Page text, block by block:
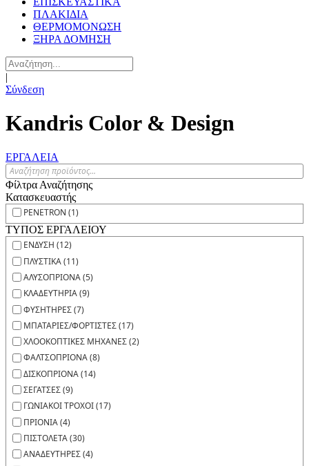
ΠΛΑΚΙΔΙA
ΘΕΡΜΟΜΟΝΩΣΗ
ΞΗΡΑ ΔΟΜΗΣΗ
|
Σύνδεση
Kandris Color & Design
ΕΡΓΑΛΕΙΑ
Φίλτρα Αναζήτησης
Κατασκευαστής
PENETRON (1)
ΤΥΠΟΣ ΕΡΓΑΛΕΙΟΥ
ΕΝΔΥΣΗ (12)
ΠΛΥΣΤΙΚΑ (11)
ΑΛΥΣΟΠΡΙΟΝΑ (5)
ΚΛΑΔΕΥΤΗΡΙΑ (9)
ΦΥΣΗΤΗΡΕΣ (7)
ΜΠΑΤΑΡΙΕΣ/ΦΟΡΤΙΣΤΕΣ (17)
ΧΛΟΟΚΟΠΤΙΚΕΣ ΜΗΧΑΝΕΣ (2)
ΦΑΛΤΣΟΠΡΙΟΝΑ (8)
ΔΙΣΚΟΠΡΙΟΝΑ (14)
ΣΕΓΑΤΣΕΣ (9)
ΓΩΝΙΑΚΟΙ ΤΡΟΧΟΙ (17)
ΠΡΙΟΝΙΑ (4)
ΠΙΣΤΟΛΕΤΑ (30)
ΑΝΑΔΕΥΤΗΡΕΣ (4)